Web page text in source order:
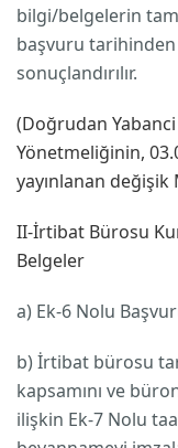
bilgi/belgelerin tam
başvuru
sonuçlandırılır.
(Doğrudan
Yönetmeliğinin,
yayınlanan değişik
II-İrtibat Bürosu
Belgeler
a) Ek-6 Nolu
b) İrtibat bürosu
kapsamını ve
ilişkin Ek-7 Nolu